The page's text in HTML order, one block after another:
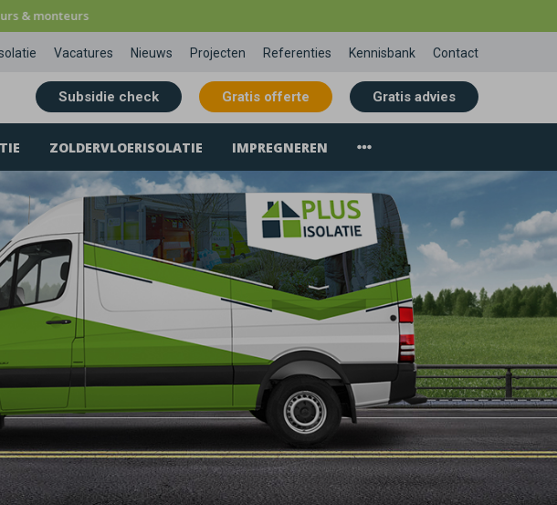
& monteurs
Vacatures Nieuws Projecten Referenties Kennisbank Contact
Subsidie check Gratis offerte Gratis advies
ZOLDERVLOERISOLATIE IMPREGNEREN